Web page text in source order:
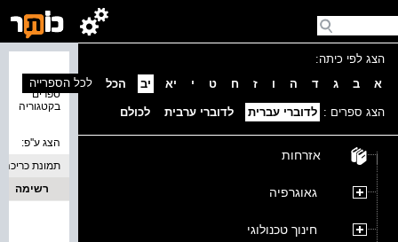
הצג לפי כיתה:
א
ב ג ד ה ו ז ח ט י יא יב הכל
הצג ספרים : לדוברי עברית לדוברי ערבית לכולם
אזרחות
גאוגרפיה
חינוך טכנולוגי
ספרים
בקטגוריה
לכל הספרייה
הצג ע''פ:
תמונת כריכה
רשימה